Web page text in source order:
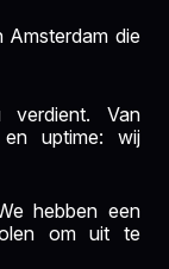
Amsterdam die
verdient. Van
en uptime: wij
hebben een
om uit te